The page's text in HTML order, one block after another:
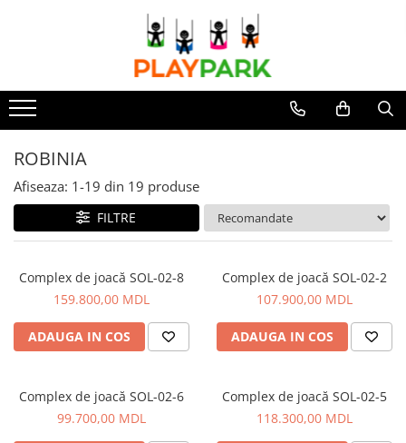
Complexe de Joacă
PREMIUM
Complexe de joacă Interior
Aparate fitness exterior
Pentru terenuri sportive
Pentru săli de sport
Echipamente de Joacă
Leagăne de exterior pentru
copii
Balansoare
Figurine pe arc
Carusele
Tobogane pentru copii
Nisipiere pentru copii
Căsuțe de joacă
Mese și bănci pentru copii
Table pentru desen
Echipamente pentru grădinițe
Pavilioane pentru grădinițe
Accesorii / Componente
Leagăne suspendate pentru
copii
Tobogane din plastic
ACROBAȚIE - Inele /Frânghie
/Trapez
Accesorii de joacă
Elemente structurale
ROBINIA
Afiseaza: 1-19 din 19 produse
FILTRE
Complex de joacă SOL-02-8
159.800,00 MDL
ADAUGA IN COS
Complex de joacă SOL-02-2
107.900,00 MDL
ADAUGA IN COS
Complex de joacă SOL-02-6
99.700,00 MDL
Complex de joacă SOL-02-5
118.300,00 MDL